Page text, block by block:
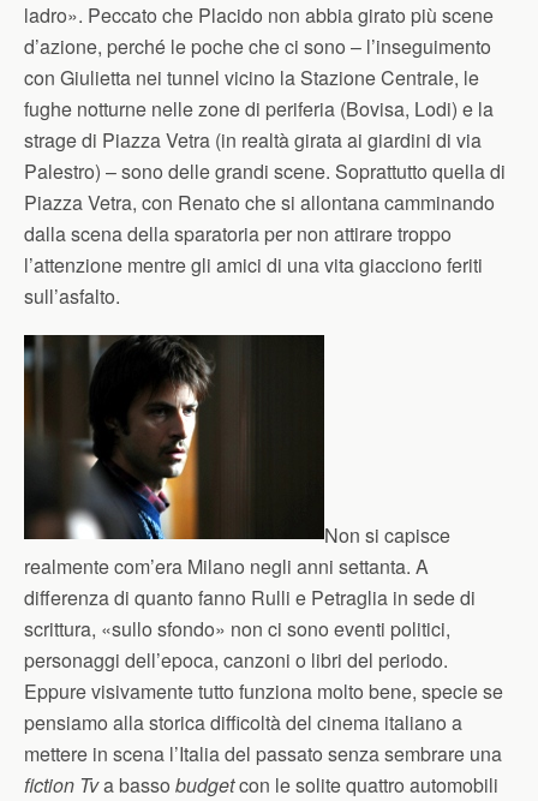
ladro». Peccato che Placido non abbia girato più scene
d’azione, perché le poche che ci sono – l’inseguimento
con Giulietta nei tunnel vicino la Stazione Centrale, le
fughe notturne nelle zone di periferia (Bovisa, Lodi) e la
strage di Piazza Vetra (in realtà girata ai giardini di via
Palestro) – sono delle grandi scene. Soprattutto quella di
Piazza Vetra, con Renato che si allontana camminando
dalla scena della sparatoria per non attirare troppo
l’attenzione mentre gli amici di una vita giacciono feriti
sull’asfalto.
Non si capisce
realmente com’era Milano negli anni settanta. A
differenza di quanto fanno Rulli e Petraglia in sede di
scrittura, «sullo sfondo» non ci sono eventi politici,
personaggi dell’epoca, canzoni o libri del periodo.
Eppure visivamente tutto funziona molto bene, specie se
pensiamo alla storica difficoltà del cinema italiano a
mettere in scena l’Italia del passato senza sembrare una
fiction Tva basso budgetcon le solite quattro automobili